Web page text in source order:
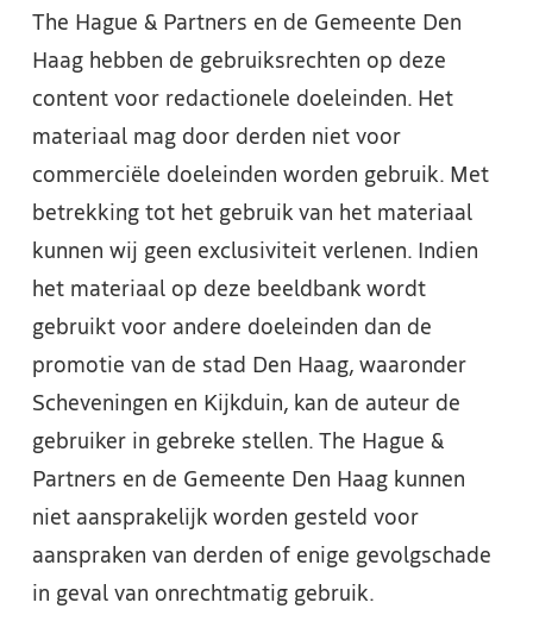
The Hague & Partners en de Gemeente Den
Haag hebben de gebruiksrechten op deze
content voor redactionele doeleinden. Het
materiaal mag door derden niet voor
commerciële doeleinden worden gebruik. Met
betrekking tot het gebruik van het materiaal
kunnen wij geen exclusiviteit verlenen. Indien
het materiaal op deze beeldbank wordt
gebruikt voor andere doeleinden dan de
promotie van de stad Den Haag, waaronder
Scheveningen en Kijkduin, kan de auteur de
gebruiker in gebreke stellen. The Hague &
Partners en de Gemeente Den Haag kunnen
niet aansprakelijk worden gesteld voor
aanspraken van derden of enige gevolgschade
in geval van onrechtmatig gebruik.